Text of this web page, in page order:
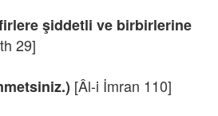
şiddetli ve birbirlerine
29]
[Âl-i İmran 110]